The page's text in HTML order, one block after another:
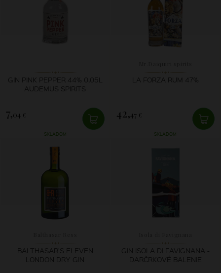
GIN PINK PEPPER 44% 0,05L
AUDEMUS SPIRITS
7,04 €
SKLADOM
LA FORZA RUM 47%
42,47 €
SKLADOM
BALTHASAR'S ELEVEN
LONDON DRY GIN
GIN ISOLA DI FAVIGNANA -
DARČRKOVÉ BALENIE